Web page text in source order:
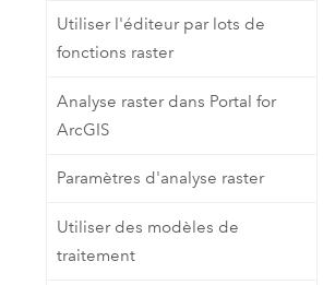
Utiliser l'éditeur par lots de
fonctions raster
Analyse raster dans Portal for
ArcGIS
Paramètres d'analyse raster
Utiliser des modèles de
traitement